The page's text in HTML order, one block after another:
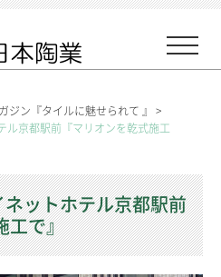
ジン『タイルに魅せられて 』 >
京都駅前『マリオンを乾式施工
ットホテル京都駅前
工で』